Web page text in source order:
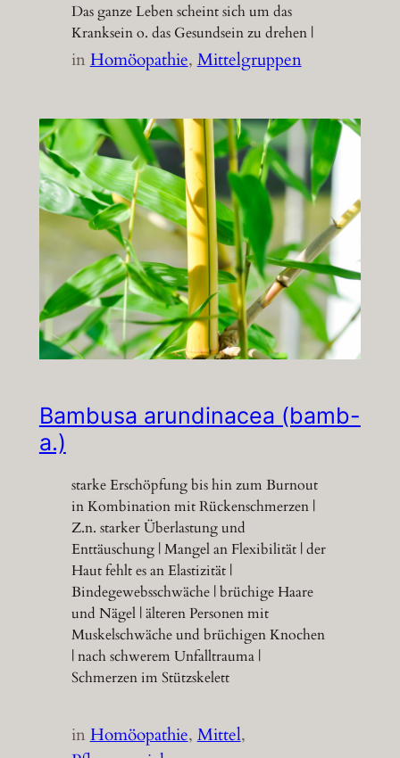
Das ganze Leben scheint sich um das
Kranksein o. das Gesundsein zu drehen |
inHomöopathie, Mittelgruppen
Bambusa arundinacea (bamb-
a.)
starke Erschöpfung bis hin zum Burnout
in Kombination mit Rückenschmerzen |
Z.n. starker Überlastung und
Enttäuschung | Mangel an Flexibilität | der
Haut fehlt es an Elastizität |
Bindegewebsschwäche | brüchige Haare
und Nägel | älteren Personen mit
Muskelschwäche und brüchigen Knochen
| nach schwerem Unfalltrauma |
Schmerzen im Stützskelett
inHomöopathie, Mittel